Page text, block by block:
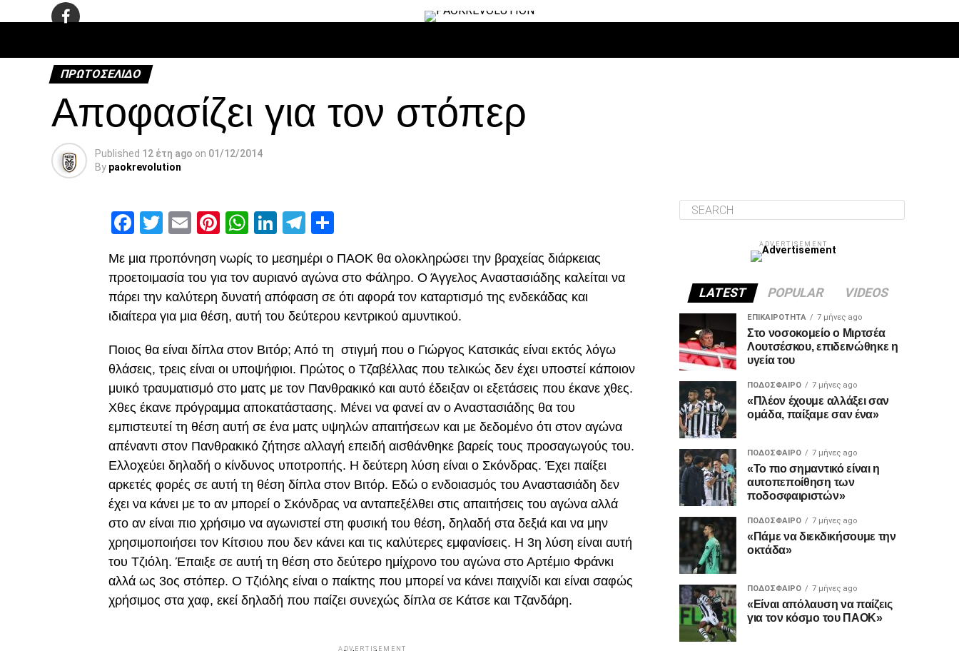
ΠΡΩΤΟΣΈΛΙΔΟ
Αποφασίζει για τον στόπερ
Published 12 έτη ago on 01/12/2014
By paokrevolution
Facebook
Twitter
EmailPinterest
WhatsApp
LinkedIn
Telegram
Με μια προπόνηση νωρίς το μεσημέρι ο ΠΑΟΚ θα ολοκληρώσει την βραχείας διάρκειας
προετοιμασία του για τον αυριανό αγώνα στο Φάληρο. Ο Άγγελος Αναστασιάδης καλείται να
πάρει την καλύτερη δυνατή απόφαση σε ότι αφορά τον καταρτισμό της ενδεκάδας και
ιδιαίτερα για μια θέση, αυτή του δεύτερου κεντρικού αμυντικού.
Ποιος θα είναι δίπλα στον Βιτόρ; Από τη στιγμή που ο Γιώργος Κατσικάς είναι εκτός λόγω
θλάσεις, τρεις είναι οι υποψήφιοι. Πρώτος ο Τζαβέλλας που τελικώς δεν έχει υποστεί κάποιον
μυικό τραυματισμό στο ματς με τον Πανθρακικό και αυτό έδειξαν οι εξετάσεις που έκανε χθες.
Χθες έκανε πρόγραμμα αποκατάστασης. Μένει να φανεί αν ο Αναστασιάδης θα του
εμπιστευτεί τη θέση αυτή σε ένα ματς υψηλών απαιτήσεων και με δεδομένο ότι στον αγώνα
απέναντι στον Πανθρακικό ζήτησε αλλαγή επειδή αισθάνθηκε βαρείς τους προσαγωγούς του.
Ελλοχεύει δηλαδή ο κίνδυνος υποτροπής. Η δεύτερη λύση είναι ο Σκόνδρας. Έχει παίξει
αρκετές φορές σε αυτή τη θέση δίπλα στον Βιτόρ. Εδώ ο ενδοιασμός του Αναστασιάδη δεν
έχει να κάνει με το αν μπορεί ο Σκόνδρας να ανταπεξέλθει στις απαιτήσεις του αγώνα αλλά
στο αν είναι πιο χρήσιμο να αγωνιστεί στη φυσική του θέση, δηλαδή στα δεξιά και να μην
χρησιμοποιήσει τον Κίτσιου που δεν κάνει και τις καλύτερες εμφανίσεις. Η 3η λύση είναι αυτή
του Τζιόλη. Έπαιξε σε αυτή τη θέση στο δεύτερο ημίχρονο του αγώνα στο Αρτέμιο Φράνκι
αλλά ως 3ος στόπερ. Ο Τζιόλης είναι ο παίκτης που μπορεί να κάνει παιχνίδι και είναι σαφώς
χρήσιμος στα χαφ, εκεί δηλαδή που παίζει συνεχώς δίπλα σε Κάτσε και Τζανδάρη.
ADVERTISEMENT
ADVERTISEMENT
LATEST POPULAR VIDEOS
ΕΠΙΚΑΙΡΌΤΗΤΑ 7 μήνες ago
Στο νοσοκομείο ο Μιρτσέα
Λουτσέσκου, επιδεινώθηκε η
υγεία του
ΠΟΔΌΣΦΑΙΡΟ 7 μήνες ago
«Πλέον έχουμε αλλάξει σαν
ομάδα, παίξαμε σαν ένα»
ΠΟΔΌΣΦΑΙΡΟ 7 μήνες ago
«Το πιο σημαντικό είναι η
αυτοπεποίθηση των
ποδοσφαιριστών»
ΠΟΔΌΣΦΑΙΡΟ 7 μήνες ago
«Πάμε να διεκδικήσουμε την
οκτάδα»
ΠΟΔΌΣΦΑΙΡΟ 7 μήνες ago
«Είναι απόλαυση να παίζεις
για τον κόσμο του ΠΑΟΚ»